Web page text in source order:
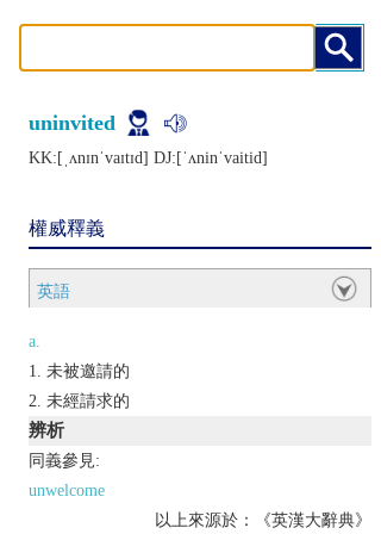
uninvited
KK:[ˌʌnɪnˈvaɪtɪd] DJ:[ˈʌninˈvaitid]
權威釋義
英語
a.
未被邀請的
未經請求的
辨析
同義參見:
unwelcome
以上來源於：《英漢大辭典》